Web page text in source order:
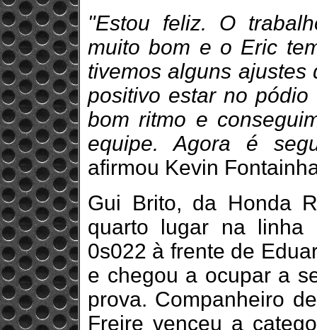
"Estou feliz. O
muito bom e o Eric
tivemos alguns ajustes
positivo estar no
bom ritmo e
equipe. Agora é
afirmou Kevin
Gui Brito, da Honda
quarto lugar na linha
0s022 à frente de
e chegou a ocupar a
prova. Companheiro
Freire venceu a